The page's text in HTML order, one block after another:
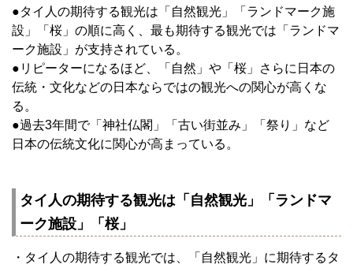
●タイ人の期待する観光は「自然観光」「ランドマーク施
設」「桜」の順に高く、最も期待する観光では「ランドマ
ーク施設」が支持されている。
●リピーターになるほど、「自然」や「桜」さらに日本の
伝統・文化などの日本ならではの観光への関心が高くな
る。
●過去3年間で「神社仏閣」「古い街並み」「祭り」など
日本の伝統文化に関心が高まっている。
タイ人の期待する観光は「自然観光」「ランドマ
ーク施設」「桜」
・タイ人の期待する観光では、「自然観光」に期待するタ